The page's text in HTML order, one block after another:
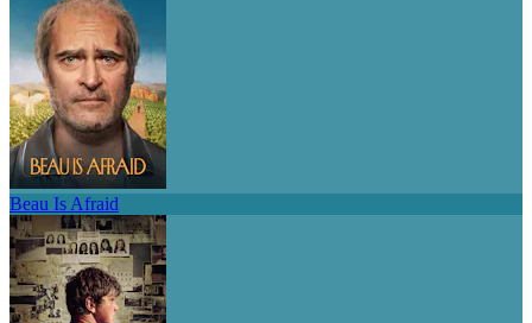
Beau Is Afraid